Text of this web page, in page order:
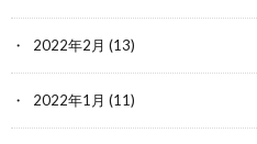
2022年2月 (13)
2022年1月 (11)